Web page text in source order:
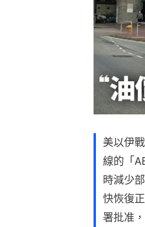
美以伊
線的「
時減少
快恢復
署批准